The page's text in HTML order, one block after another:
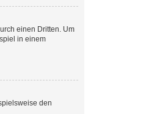
einen Dritten. Um
in einem
den